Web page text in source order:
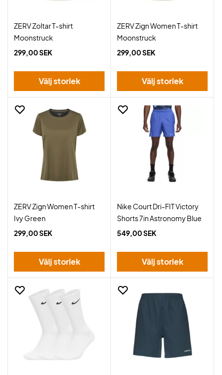
ZERV Zoltar T-shirt
Moonstruck
299,00 SEK
Välj storlek
ZERV Zign Women T-shirt
Moonstruck
299,00 SEK
Välj storlek
ZERV Zign Women T-shirt
Ivy Green
299,00 SEK
Välj storlek
Nike Court Dri-FIT Victory
Shorts 7in Astronomy Blue
549,00 SEK
Välj storlek